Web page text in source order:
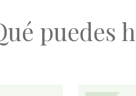
puedes